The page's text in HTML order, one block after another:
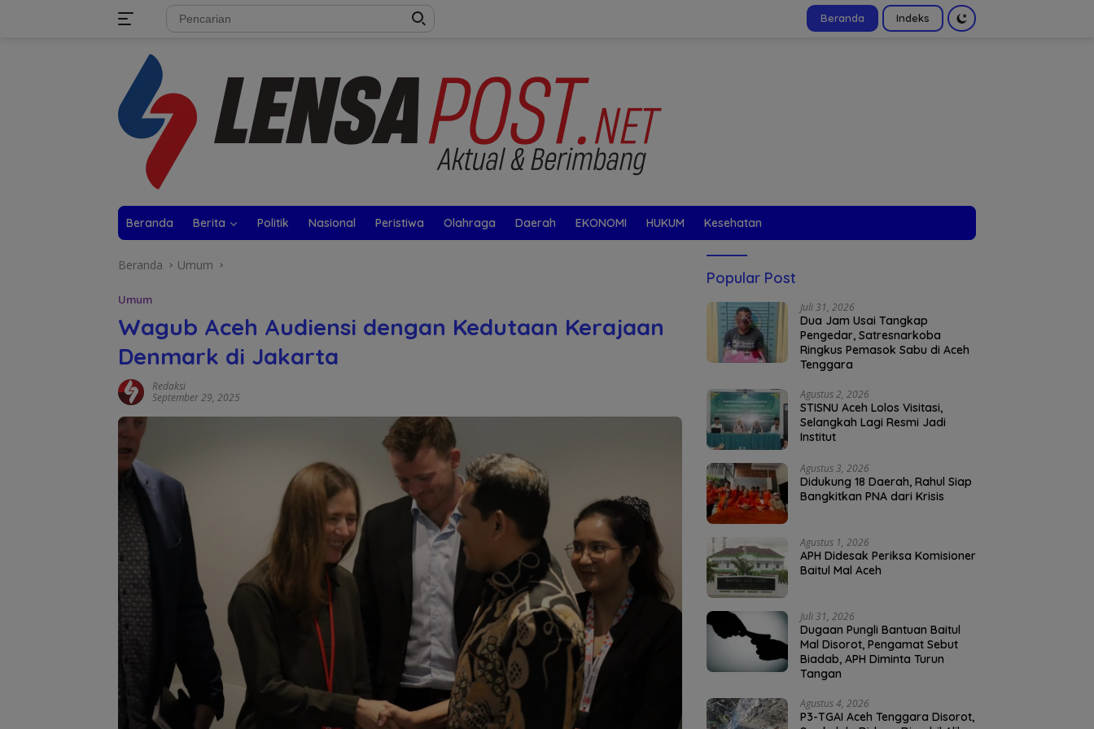
Beranda Indeks
Beranda Berita Politik Nasional Peristiwa Olahraga Daerah EKONOMI HUKUM Kesehatan
Beranda Umum
Umum
Wagub Aceh Audiensi dengan Kedutaan Kerajaan
Denmark di Jakarta
Redaksi
September 29, 2025
Popular Post
Juli 31, 2026
Dua Jam Usai Tangkap
Pengedar, Satresnarkoba
Ringkus Pemasok Sabu di Aceh
Tenggara
Agustus 2, 2026
STISNU Aceh Lolos Visitasi,
Selangkah Lagi Resmi Jadi
Institut
Agustus 3, 2026
Didukung 18 Daerah, Rahul Siap
Bangkitkan PNA dari Krisis
Agustus 1, 2026
APH Didesak Periksa Komisioner
Baitul Mal Aceh
Juli 31, 2026
Dugaan Pungli Bantuan Baitul
Mal Disorot, Pengamat Sebut
Biadab, APH Diminta Turun
Tangan
Agustus 4, 2026
P3-TGAI Aceh Tenggara Disorot,